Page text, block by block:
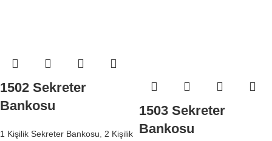
1502 Sekreter
Bankosu
1 Kişilik Sekreter Bankosu
2 Kişilik
1503 Sekreter
Bankosu